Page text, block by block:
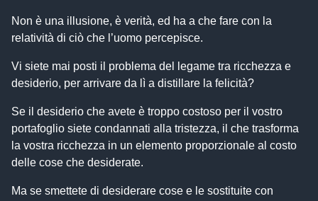
Non è una illusione, è verità, ed ha a che fare con la
relatività di ciò che l’uomo percepisce.
Vi siete mai posti il problema del legame tra ricchezza e
desiderio, per arrivare da lì a distillare la felicità?
Se il desiderio che avete è troppo costoso per il vostro
portafoglio siete condannati alla tristezza, il che trasforma
la vostra ricchezza in un elemento proporzionale al costo
delle cose che desiderate.
Ma se smettete di desiderare cose e le sostituite con